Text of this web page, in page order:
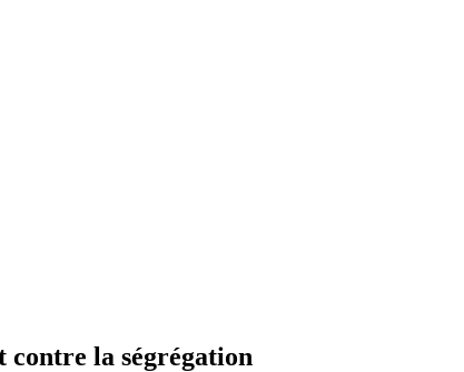
contre la ségrégation